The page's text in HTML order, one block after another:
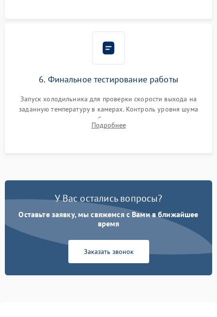
6. Финальное тестирование работы
Запуск холодильника для проверки скорости выхода на
заданную температуру в камерах. Контроль уровня шума
компрессора, отсутствия обмерзания стенок и корректного
срабатывания системы автоматической оттайки.
Подробнее
У Вас остались вопросы?
Оставьте заявку, мы свяжемся с Вами в ближайшее
время
Заказать звонок